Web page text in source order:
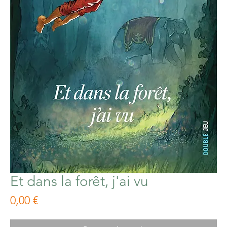
Et dans la forêt, j'ai vu
0,00 €Prix